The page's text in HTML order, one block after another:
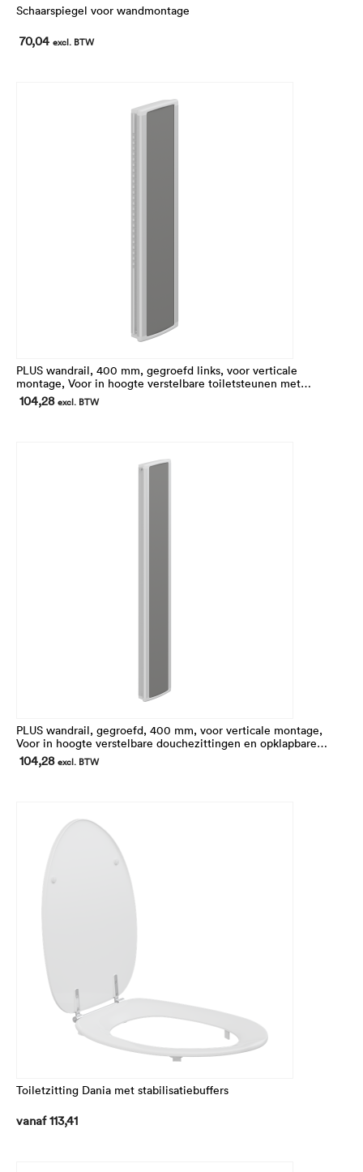
Schaarspiegel voor wandmontage
70,04 excl. BTW
PLUS wandrail, 400 mm, gegroefd links, voor verticale
montage, Voor in hoogte verstelbare toiletsteunen met
linkshandige bediening
104,28 excl. BTW
PLUS wandrail, gegroefd, 400 mm, voor verticale montage,
Voor in hoogte verstelbare douchezittingen en opklapbare
douchezittingen, en voor in hoogte verstelbare, rechtshandige
bediening toiletsteunen
104,28 excl. BTW
Toiletzitting Dania met stabilisatiebuffers
vanaf113,41